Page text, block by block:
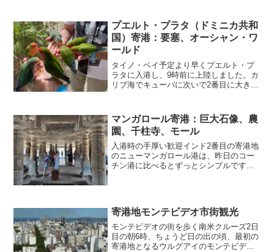
汗をかかずに身体をほ...
プエルト・プラタ（ドミニカ共和
国）寄港：要塞、オーシャン・ワ
ールド
タイノ・ベイ予定より早くプエルト・プ
ラタに入港し、9時前に上陸しました。カ
リブ海でキューバに次いで2番目に大きな
ドミニカ共和国です。船が着いたタイ
ノ・ベイ（Taino ...
マンガロール寄港：巨大石像、農
園、千柱寺、モール
入港時の手厚い歓迎インド2番目の寄港地
のニューマンガロール港は、昨日のコー
チン港に比べるとずっとシンプルです
のツアーバスが待機して...
寄港地モンテビデオ市街観光
モンテビデオの街を歩く南米クルーズ2日
目の朝6時、ちょうど日の出の頃、最初の
寄港地となるウルグアイのモンテビデオ